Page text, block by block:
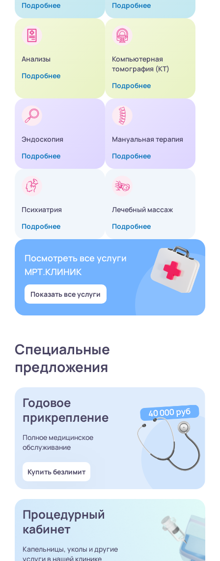
Подробнее
Подробнее
Анализы
Подробнее
Компьютерная
томография (КТ)
Подробнее
Эндоскопия
Подробнее
Мануальная терапия
Подробнее
Психиатрия
Подробнее
Лечебный массаж
Подробнее
Посмотреть все услуги
МРТ.КЛИНИК
Показать все услуги
Специальные
предложения
Годовое
прикрепление
Полное медицинское
обслуживание
Купить безлимит
Процедурный
кабинет
Капельницы, уколы и другие
услуги в нашей клинике